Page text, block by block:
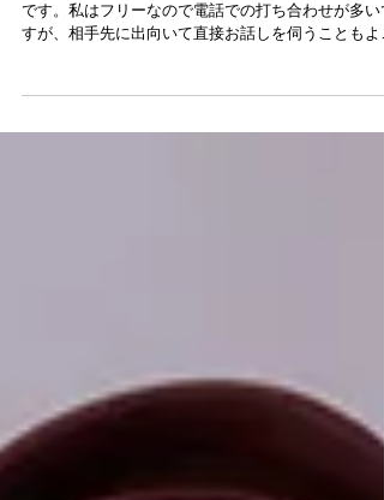
です。私はフリーなので電話での打ち合わせが多い
すが、相手先に出向いて直接お話しを伺うこともよ
話をするほうが誤解は少ないですね...